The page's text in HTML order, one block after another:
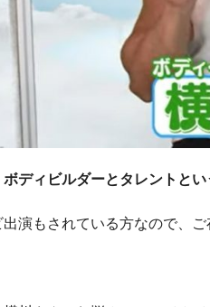
ボディビルダーとタレントと
演もされている方なので、ご